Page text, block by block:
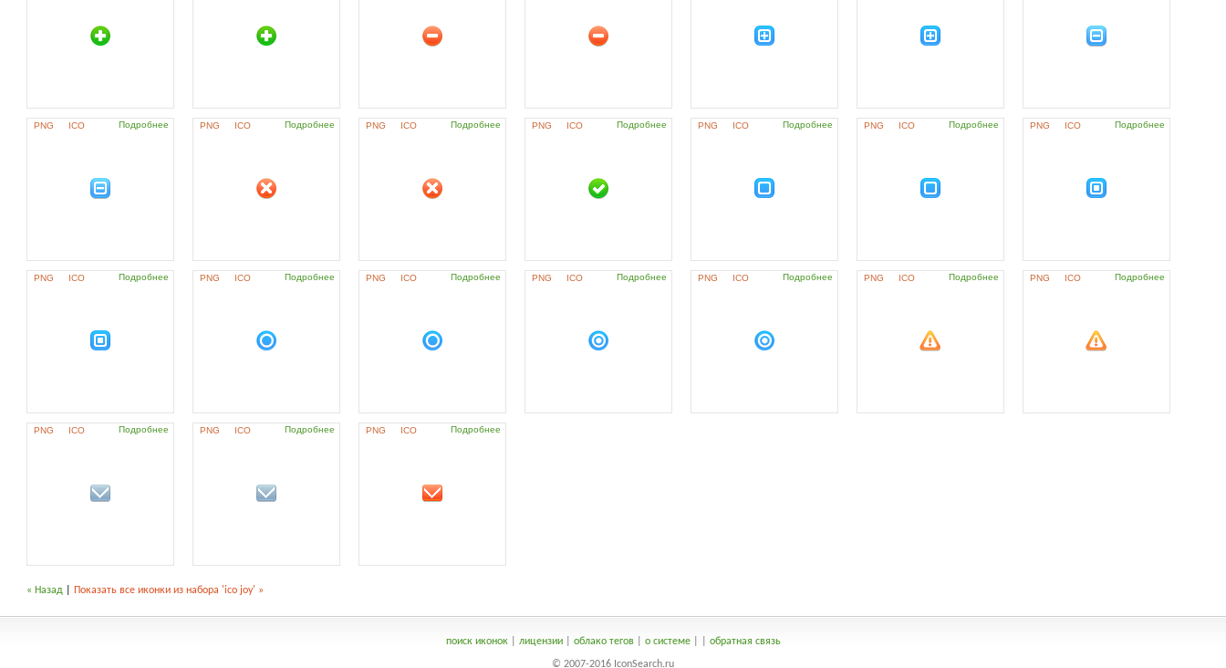
PNG ICO Подробнее PNG ICO Подробнее PNG ICO Подробнее PNG ICO Подробнее PNG ICO Подробнее PNG ICO Подробнее PNG ICO Подробнее
PNG ICO Подробнее PNG ICO Подробнее PNG ICO Подробнее PNG ICO Подробнее PNG ICO Подробнее PNG ICO Подробнее PNG ICO Подробнее
PNG ICO Подробнее PNG ICO Подробнее PNG ICO Подробнее
« Назад Показать все иконки из набора 'ico joy' »
поиск иконок| лицензии| облако тегов| о системе| обратная связь
© 2007-2016 IconSearch.ru